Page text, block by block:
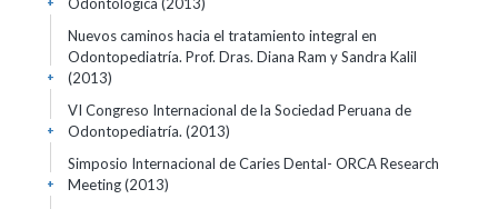
Nuevos caminos hacia el tratamiento integral en
Odontopediatría. Prof. Dras. Diana Ram y Sandra Kalil
(2013)
+
VI Congreso Internacional de la Sociedad Peruana de
Odontopediatría. (2013)
+
Simposio Internacional de Caries Dental- ORCA Research
Meeting(2013)
+